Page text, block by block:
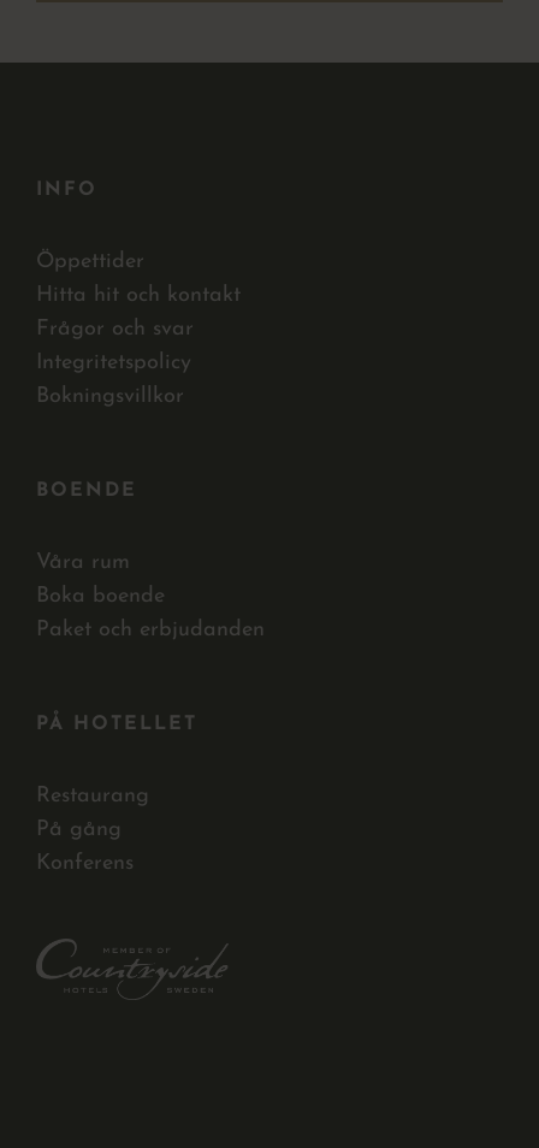
INFO
Öppettider
Hitta hit och kontakt
Frågor och svar
Integritetspolicy
Bokningsvillkor
BOENDE
Våra rum
Boka boende
Paket och erbjudanden
PÅ HOTELLET
Restaurang
På gång
Konferens